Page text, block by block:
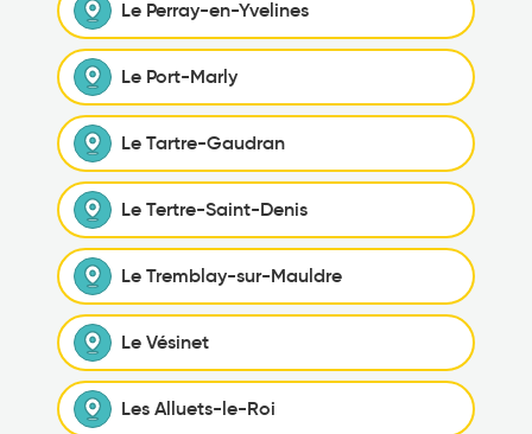
Le Perray-en-Yvelines
Le Port-Marly
Le Tartre-Gaudran
Le Tertre-Saint-Denis
Le Tremblay-sur-Mauldre
Le Vésinet
Les Alluets-le-Roi